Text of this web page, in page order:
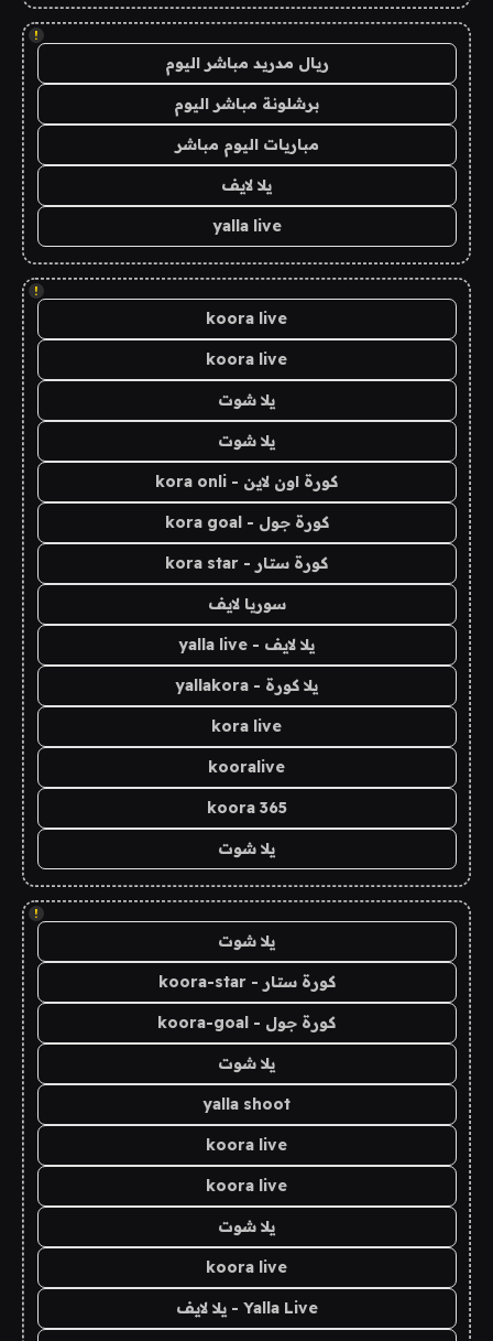
!
ريال مدريد مباشر اليوم
برشلونة مباشر اليوم
مباريات اليوم مباشر
يلا لايف
yalla live
!
koora live
koora live
يلا شوت
يلا شوت
كورة اون لاين - kora onli
كورة جول - kora goal
كورة ستار - kora star
سوريا لايف
يلا لايف - yalla live
يلا كورة - yallakora
kora live
kooralive
koora 365
يلا شوت
!
يلا شوت
كورة ستار - koora-star
كورة جول - koora-goal
يلا شوت
yalla shoot
koora live
koora live
يلا شوت
koora live
Yalla Live - يلا لايف